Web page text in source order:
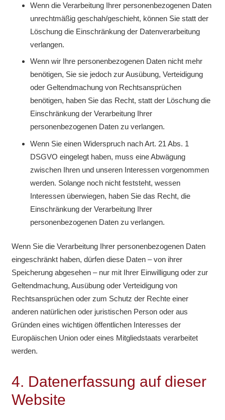
Wenn die Verarbeitung Ihrer personenbezogenen Daten
unrechtmäßig geschah/geschieht, können Sie statt der
Löschung die Einschränkung der Datenverarbeitung
verlangen.
Wenn wir Ihre personenbezogenen Daten nicht mehr
benötigen, Sie sie jedoch zur Ausübung, Verteidigung
oder Geltendmachung von Rechtsansprüchen
benötigen, haben Sie das Recht, statt der Löschung die
Einschränkung der Verarbeitung Ihrer
personenbezogenen Daten zu verlangen.
Wenn Sie einen Widerspruch nach Art. 21 Abs. 1
DSGVO eingelegt haben, muss eine Abwägung
zwischen Ihren und unseren Interessen vorgenommen
werden. Solange noch nicht feststeht, wessen
Interessen überwiegen, haben Sie das Recht, die
Einschränkung der Verarbeitung Ihrer
personenbezogenen Daten zu verlangen.
Wenn Sie die Verarbeitung Ihrer personenbezogenen Daten
eingeschränkt haben, dürfen diese Daten – von ihrer
Speicherung abgesehen – nur mit Ihrer Einwilligung oder zur
Geltendmachung, Ausübung oder Verteidigung von
Rechtsansprüchen oder zum Schutz der Rechte einer
anderen natürlichen oder juristischen Person oder aus
Gründen eines wichtigen öffentlichen Interesses der
Europäischen Union oder eines Mitgliedstaats verarbeitet
werden.
4. Datenerfassung auf dieser
Website